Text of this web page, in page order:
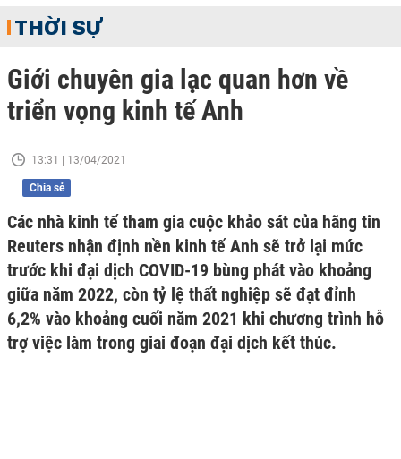
THỜI SỰ
Giới chuyên gia lạc quan hơn về
triển vọng kinh tế Anh
13:31 | 13/04/2021
Chia sẻ
Các nhà kinh tế tham gia cuộc khảo sát của hãng tin
Reuters nhận định nền kinh tế Anh sẽ trở lại mức
trước khi đại dịch COVID-19 bùng phát vào khoảng
giữa năm 2022, còn tỷ lệ thất nghiệp sẽ đạt đỉnh
6,2% vào khoảng cuối năm 2021 khi chương trình hỗ
trợ việc làm trong giai đoạn đại dịch kết thúc.